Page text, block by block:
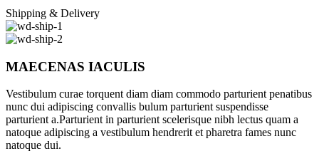
Shipping & Delivery
MAECENAS IACULIS
Vestibulum curae torquent diam diam commodo parturient penatibus
nunc dui adipiscing convallis bulum parturient suspendisse
parturient a.Parturient in parturient scelerisque nibh lectus quam a
natoque adipiscing a vestibulum hendrerit et pharetra fames nunc
natoque dui.